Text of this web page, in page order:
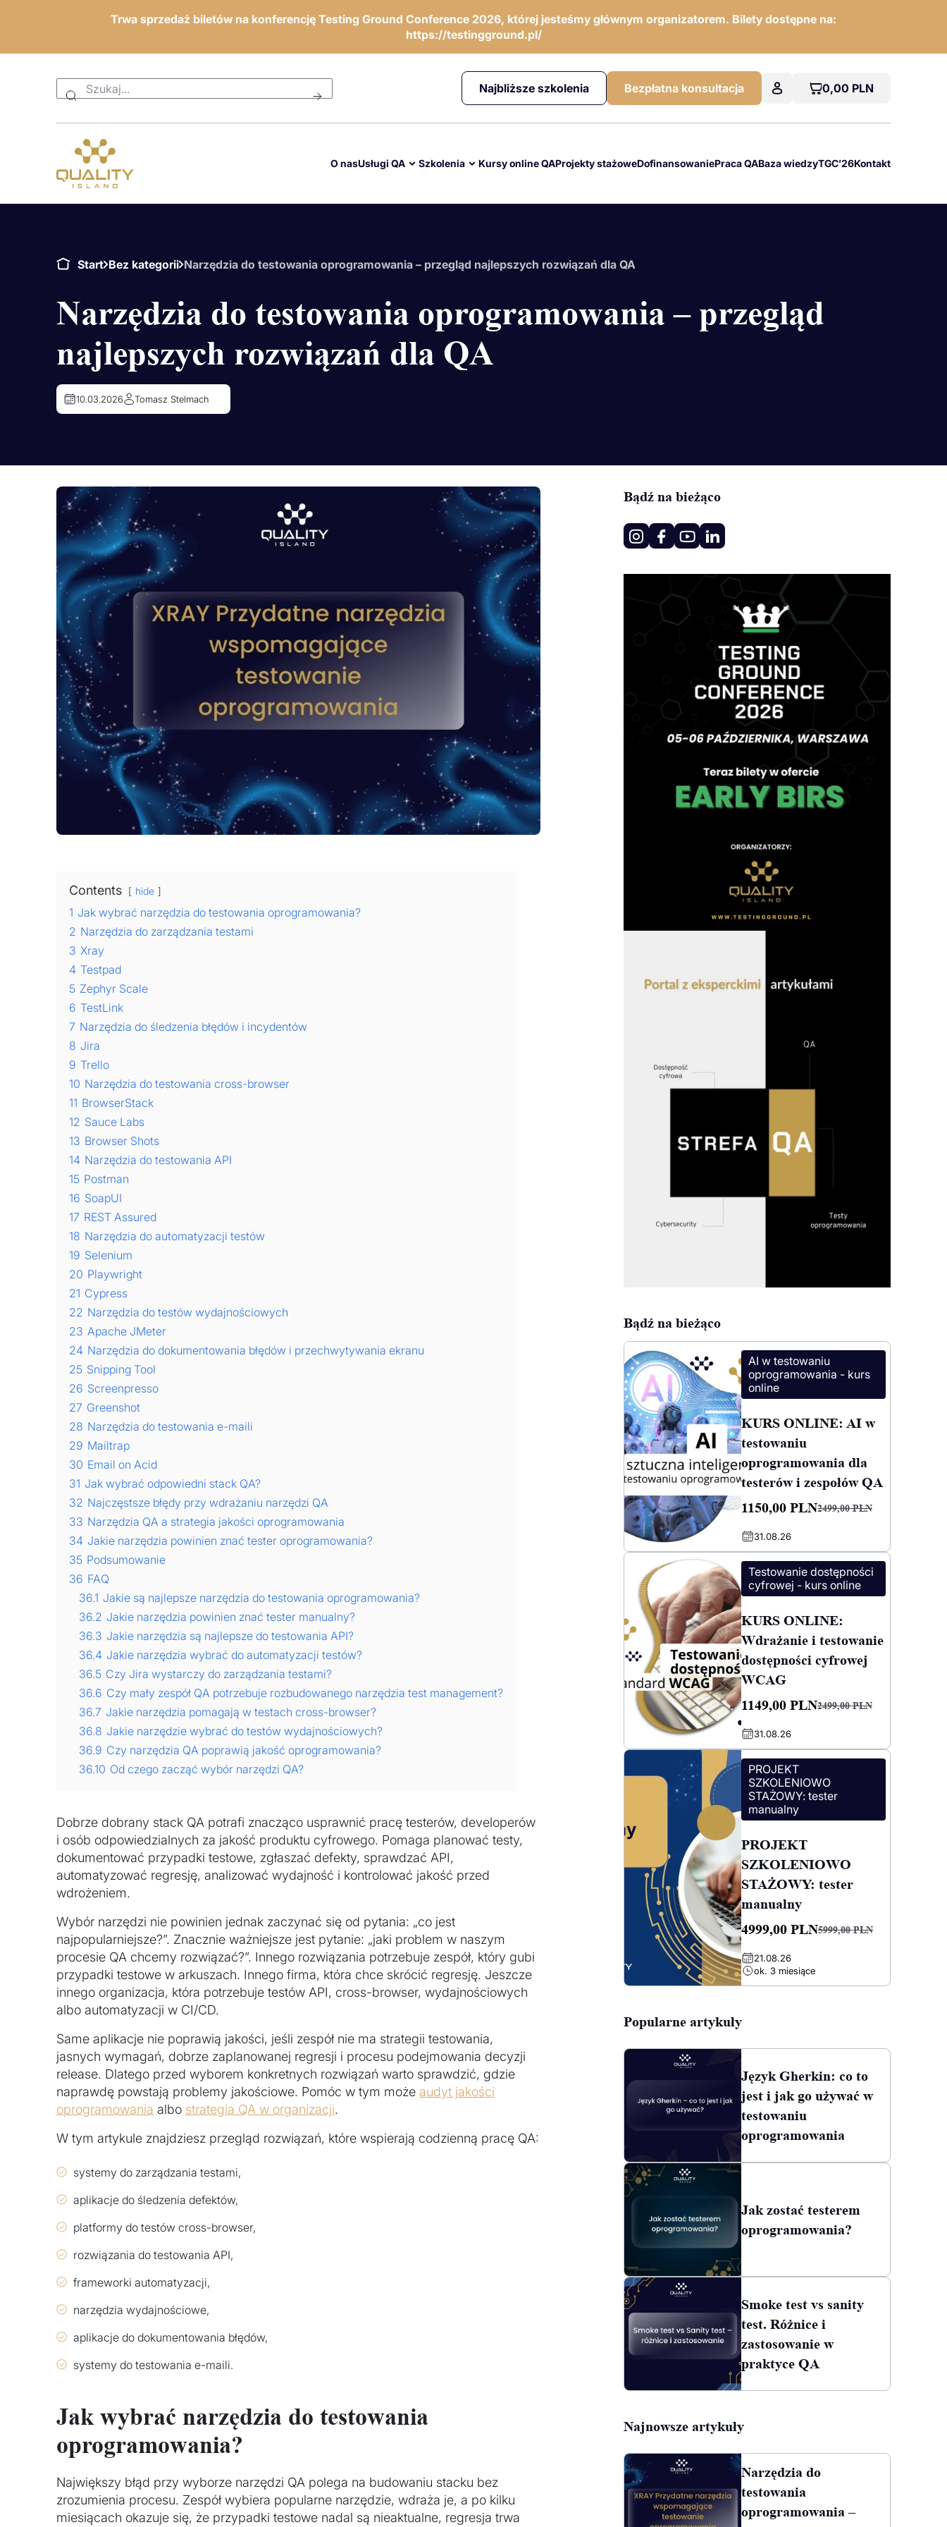
Trwa sprzedaż biletów na konferencję Testing Ground Conference 2026, której jesteśmy głównym organizatorem. Bilety dostępne na:
https://testingground.pl/
Najbliższe szkolenia Bezpłatna konsultacja 0,00 PLN
O nasUsługi QA Szkolenia Kursy online QAProjekty stażoweDofinansowaniePraca QABaza wiedzyTGC’26Kontakt
Start Bez kategorii Narzędzia do testowania oprogramowania – przegląd najlepszych rozwiązań dla QA
Narzędzia do testowania oprogramowania – przegląd
najlepszych rozwiązań dla QA
10.03.2026 Tomasz Stelmach
Contents hide
1 Jak wybrać narzędzia do testowania oprogramowania?
2 Narzędzia do zarządzania testami
3 Xray
4 Testpad
5 Zephyr Scale
6 TestLink
7 Narzędzia do śledzenia błędów i incydentów
8 Jira
9 Trello
10 Narzędzia do testowania cross-browser
11 BrowserStack
12 Sauce Labs
13 Browser Shots
14 Narzędzia do testowania API
15 Postman
16 SoapUI
17 REST Assured
18 Narzędzia do automatyzacji testów
19 Selenium
20 Playwright
21 Cypress
22 Narzędzia do testów wydajnościowych
23 Apache JMeter
24 Narzędzia do dokumentowania błędów i przechwytywania ekranu
25 Snipping Tool
26 Screenpresso
27 Greenshot
28 Narzędzia do testowania e-maili
29 Mailtrap
30 Email on Acid
31 Jak wybrać odpowiedni stack QA?
32 Najczęstsze błędy przy wdrażaniu narzędzi QA
33 Narzędzia QA a strategia jakości oprogramowania
34 Jakie narzędzia powinien znać tester oprogramowania?
35 Podsumowanie
36 FAQ
36.1 Jakie są najlepsze narzędzia do testowania oprogramowania?
36.2 Jakie narzędzia powinien znać tester manualny?
36.3 Jakie narzędzia są najlepsze do testowania API?
36.4 Jakie narzędzia wybrać do automatyzacji testów?
36.5 Czy Jira wystarczy do zarządzania testami?
36.6 Czy mały zespół QA potrzebuje rozbudowanego narzędzia test management?
36.7 Jakie narzędzia pomagają w testach cross-browser?
36.8 Jakie narzędzie wybrać do testów wydajnościowych?
36.9 Czy narzędzia QA poprawią jakość oprogramowania?
36.10 Od czego zacząć wybór narzędzi QA?
Dobrze dobrany stack QA potrafi znacząco usprawnić pracę testerów, developerów
i osób odpowiedzialnych za jakość produktu cyfrowego. Pomaga planować testy,
dokumentować przypadki testowe, zgłaszać defekty, sprawdzać API,
automatyzować regresję, analizować wydajność i kontrolować jakość przed
wdrożeniem.
Wybór narzędzi nie powinien jednak zaczynać się od pytania: „co jest
najpopularniejsze?”. Znacznie ważniejsze jest pytanie: „jaki problem w naszym
procesie QA chcemy rozwiązać?”. Innego rozwiązania potrzebuje zespół, który gubi
przypadki testowe w arkuszach. Innego firma, która chce skrócić regresję. Jeszcze
innego organizacja, która potrzebuje testów API, cross-browser, wydajnościowych
albo automatyzacji w CI/CD.
Same aplikacje nie poprawią jakości, jeśli zespół nie ma strategii testowania,
jasnych wymagań, dobrze zaplanowanej regresji i procesu podejmowania decyzji
release. Dlatego przed wyborem konkretnych rozwiązań warto sprawdzić, gdzie
naprawdę powstają problemy jakościowe. Pomóc w tym może audyt jakości
oprogramowania albo strategia QA w organizacji.
W tym artykule znajdziesz przegląd rozwiązań, które wspierają codzienną pracę QA:
systemy do zarządzania testami,
aplikacje do śledzenia defektów,
platformy do testów cross-browser,
rozwiązania do testowania API,
frameworki automatyzacji,
narzędzia wydajnościowe,
aplikacje do dokumentowania błędów,
systemy do testowania e-maili.
Jak wybrać narzędzia do testowania
oprogramowania?
Największy błąd przy wyborze narzędzi QA polega na budowaniu stacku bez
zrozumienia procesu. Zespół wybiera popularne narzędzie, wdraża je, a po kilku
miesiącach okazuje się, że przypadki testowe nadal są nieaktualne, regresja trwa
Bądź na bieżąco
Bądź na bieżąco
AI w testowaniu
oprogramowania - kurs
online
KURS ONLINE: AI w
testowaniu
oprogramowania dla
testerów i zespołów QA
2499,00PLN
cena
wynosiła:
2499,00 PLN.
1150,00 PLN
cena
wynosi:
1150,00 PLN.
31.08.26
Testowanie dostępności
cyfrowej - kurs online
KURS ONLINE:
Wdrażanie i testowanie
dostępności cyfrowej
WCAG
2499,00PLN
Pierwotna
cena
wynosiła:
2499,00 PLN.
1149,00 PLN
Aktualna
cena
wynosi:
1149,00 PLN.
31.08.26
PROJEKT
SZKOLENIOWO
STAŻOWY: tester
manualny
PROJEKT
SZKOLENIOWO
STAŻOWY: tester
manualny
5999,00PLN
Pierwotna
cena
wynosiła:
4999,00 PLN
Aktualna
cena
wynosi:
21.08.26
ok. 3 miesiące
Popularne artykuły
Język Gherkin: co to
jest i jak go używać w
testowaniu
oprogramowania
Jak zostać testerem
oprogramowania?
Smoke test vs sanity
test. Różnice i
zastosowanie w
praktyce QA
Najnowsze artykuły
Narzędzia do
testowania
oprogramowania –